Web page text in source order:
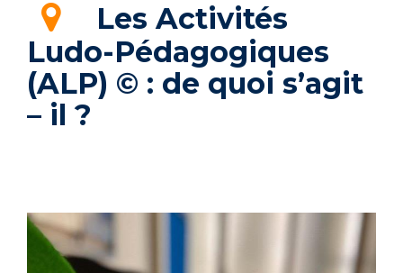
Les Activités
Ludo-Pédagogiques
(ALP) © : de quoi s’agit
– il ?